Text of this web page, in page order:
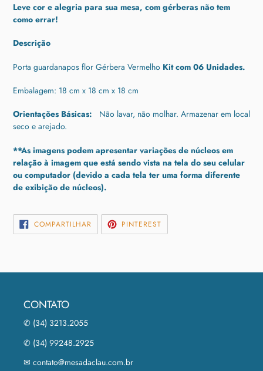
produto
ao
seu
carrinho
Leve cor e alegria para sua mesa, com gérberas não tem
como errar!
Descrição
Porta guardanapos flor Gérbera Vermelho Kit com 06 Unidades.
Embalagem: 18 cm x 18 cm x 18 cm
Orientações Básicas: Não lavar, não molhar. Armazenar em local
seco e arejado.
**As imagens podem apresentar variações de núcleos em
relação à imagem que está sendo vista na tela do seu celular
ou computador (devido a cada tela ter uma forma diferente
de exibição de núcleos).
COMPARTILHAR COMPARTILHAR
NO
FACEBOOK
PINTEREST
PIN
CONTATO
✆ (34) 3213.2055
✆ (34) 99248.2925
✉ contato@mesadaclau.com.br